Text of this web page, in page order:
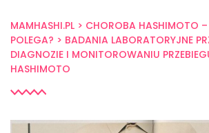
MAMHASHI.PL > CHOROBA HASHIMOTO
POLEGA? > BADANIA LABORATORYJNE
DIAGNOZIE I MONITOROWANIU
HASHIMOTO